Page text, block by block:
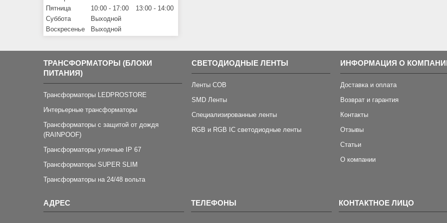
Пятница
10:00 17:00 13:00
14:00
Суббота
Выходной
Воскресенье
Выходной
ТРАНСФОРМАТОРЫ (БЛОКИ
ПИТАНИЯ)
Трансформаторы LEDPROSTORE
Интерьерные трансформаторы
Трансформаторы с защитой от дождя
(RAINPOOF)
Трансформаторы уличные IP 67
Трансформаторы SUPER SLIM
Трансформаторы на 24/48 вольта
СВЕТОДИОДНЫЕ ЛЕНТЫ
Ленты COB
SMD Ленты
Специализированные ленты
RGB и RGB IC светодиодные ленты
ИНФОРМАЦИЯ О
Доставка и оплата
Возврат и гарантия
Контакты
Отзывы
Статьи
О компании